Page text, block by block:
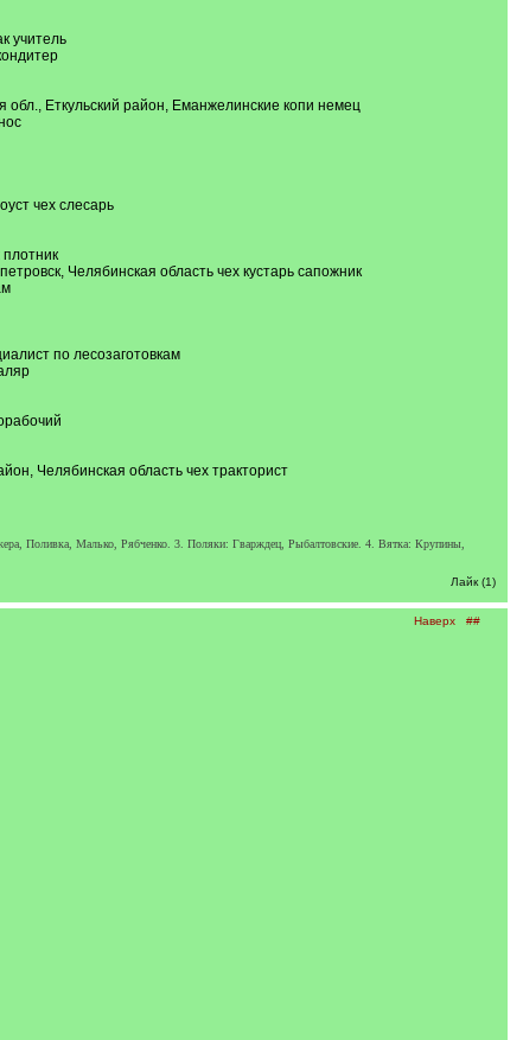
учитель
Еткульский район, Еманжелинские копи немец
чех слесарь
Челябинская область чех кустарь сапожник
по лесозаготовкам
Челябинская область чех тракторист
Поливка, Малько, Рябченко. 3. Поляки: Гварждец, Рыбалтовские. 4. Вятка: Крупины,
Лайк (1)
Наверх ##